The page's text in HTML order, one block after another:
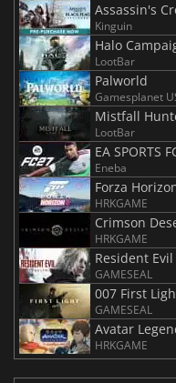
Assassin's
Kinguin
Halo
LootBar
Palworld
Gamesplanet
Mistfall
LootBar
EA SPORTS
Eneba
Forza
HRKGAME
Crimson
HRKGAME
Resident
GAMESEAL
007 First
GAMESEAL
Avatar
HRKGAME